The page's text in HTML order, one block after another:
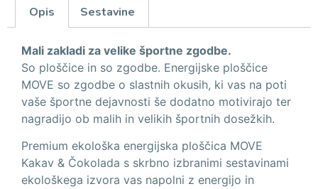
Opis Sestavine
Mali zakladi za velike športne zgodbe.
So ploščice in so zgodbe. Energijske ploščice
MOVE so zgodbe o slastnih okusih, ki vas na poti
vaše športne dejavnosti še dodatno motivirajo ter
nagradijo ob malih in velikih športnih dosežkih.
Premium ekološka energijska ploščica MOVE
Kakav & Čokolada s skrbno izbranimi sestavinami
ekološkega izvora vas napolni z energijo in